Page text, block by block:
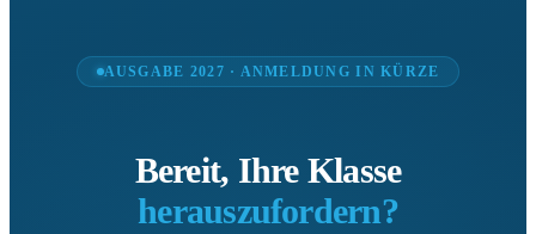
AUSGABE 2027 · ANMELDUNG IN KÜRZE
Bereit, Ihre Klasse
herauszufordern?